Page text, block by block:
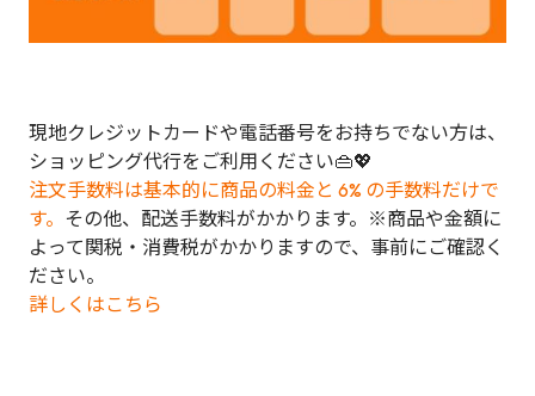
現地クレジットカードや電話番号をお持ちでない方は、
ショッピング代行をご利用ください👜💖
注文手数料は基本的に商品の料金と 6% の手数料だけで
す。 その他、配送手数料がかかります。※商品や金額に
よって関税・消費税がかかりますので、事前にご確認く
ださい。
詳しくはこちら